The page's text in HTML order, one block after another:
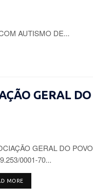
AUTISMO DE...
GERAL DO
GERAL DO
0001-70...
MOREDETAILS